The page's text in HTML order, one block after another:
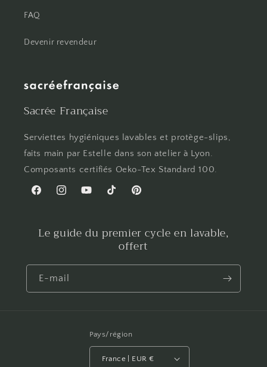
FAQ
Devenir revendeur
Sacrée Française
Serviettes hygiéniques lavables et protège-slips,
faits main par Estelle dans son atelier à Lyon.
Composants certifiés Oeko-Tex Standard 100.
FacebookInstagramYouTubeTikTok Pinterest
Le guide du premier cycle en lavable,
offert
E-mail
Pays/région
France | EUR €